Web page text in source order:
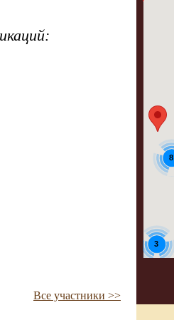
Все участники >>
8
3